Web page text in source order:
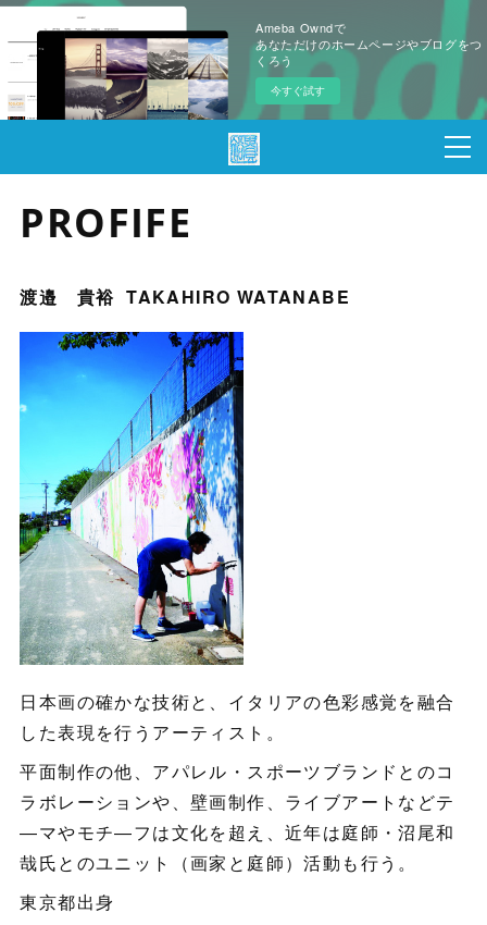
Ameba Owndで
あなただけのホームページやブログをつ
くろう
今すぐ試す
PROFIFE
渡邉 貴裕 TAKAHIRO WATANABE
日本画の確かな技術と、イタリアの色彩感覚を融合
した表現を行うアーティスト。
平面制作の他、アパレル・スポーツブランドとのコ
ラボレーションや、壁画制作、ライブアートなどテ
―マやモチ―フは文化を超え、近年は庭師・沼尾和
哉氏とのユニット（画家と庭師）活動も行う。
東京都出身